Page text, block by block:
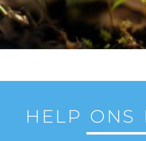
HELP ONS